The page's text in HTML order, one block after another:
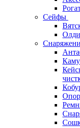
Сейфы